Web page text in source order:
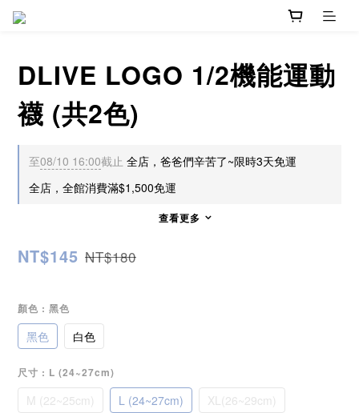
DLIVE LOGO 1/2機能運動
襪 (共2色)
至08/10 16:00截止 全店，爸爸們辛苦了~限時3天免運
全店，全館消費滿$1,500免運
查看更多
NT$145 NT$180
顏色 : 黑色
黑色 白色
尺寸 : L (24~27cm)
M (22~25cm) L (24~27cm) XL(26~29cm)